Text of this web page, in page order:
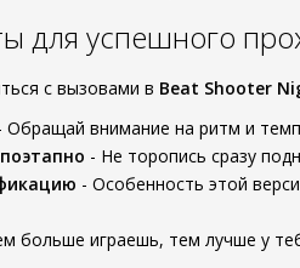
для успешного
с вызовами в Beat Shooter
Обращай внимание на ритм и
- Не торопись сразу
- Особенность этой
больше играешь, тем лучше у